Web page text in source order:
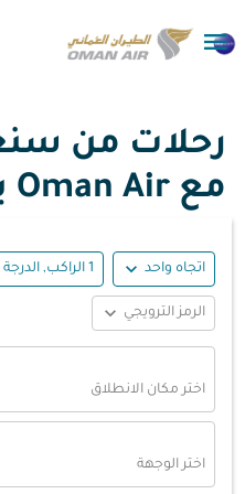

رحلات من
مع Oman Air بدءًا
اتجاه واحد expand_more 1 الراكب, الدرجة السياحية
الرمز الترويجي expand_more
اختر مكان الانطلاق
اختر الوجهة